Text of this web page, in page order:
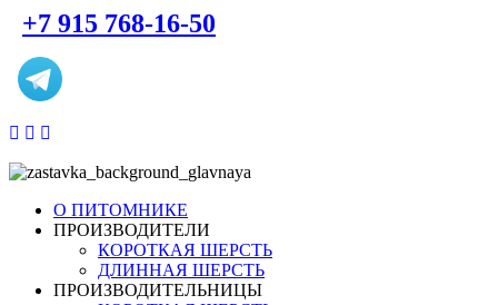
+7 915 768-16-50
О ПИТОМНИКЕ
ПРОИЗВОДИТЕЛИ
КОРОТКАЯ ШЕРСТЬ
ДЛИННАЯ ШЕРСТЬ
ПРОИЗВОДИТЕЛЬНИЦЫ